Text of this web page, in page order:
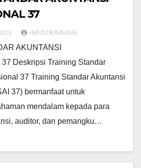
37
INFOTRAINING
AKUNTANSI
37 Deskripsi Training Standar
37 Training Standar Akuntansi
37) bermanfaat untuk
mendalam kepada para
auditor, dan pemangku…